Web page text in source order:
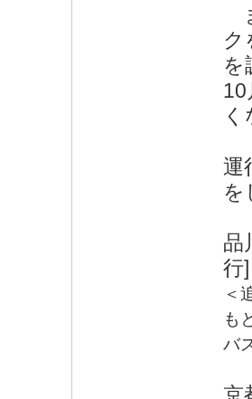
ク
を
10
運
を
品
行
＜
も
バ